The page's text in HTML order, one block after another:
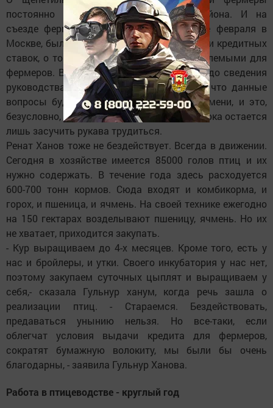
постоянно напоминают руководству района. И на
съезде фермеров, состоявшемся в конце февраля в
Москве, были подняты вопросы о снижении кредитных
ставок, о том, как сделать их более приемлемыми для
фермеров. Все проблемы были доведены до сведения
руководства страны. Хочется надеяться, что данные
вопросы будут решены в скорейшем времени, и это,
безусловно, облегчит работу фермеров. А пока остается
лишь засучить рукава трудиться.
Ренат Ханов тоже не бездействует. Всегда в движении.
Сегодня в хозяйстве имеется 85000 голов птиц и их
нужно содержать. В течение года здесь расходуется
600-700 тонн кормов. Сюда входят и комбикорма, и
горох, и пшеница, и ячмень. На своей технике ежегодно
на 150 гектарах возделывают пшеницу, ячмень. Но их
не хватает, приходится закупать.
- Кур выращиваем до 4-х месяцев. Кроме того, есть у
нас и бройлеры, и утки. Своего инкубатория у нас нет,
поэтому закупаем суточных цыплят и выращиваем у
себя,- сказала Гульнур ханум, когда речь зашла о
реализации птиц. - Стараемся. Бездействовать,
предаваться унынию нельзя. Но все-таки, если
облегчат условия выдачи кредита для фермеров,
сократят бумажную волокиту, мы были бы очень
благодарны, - заявила Гульнур Ханова.
Работа в птицеводстве - круглый год